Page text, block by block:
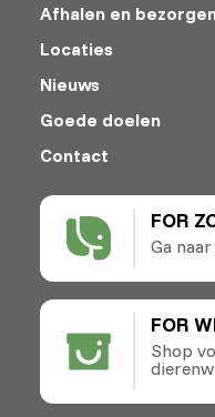
FOR
Ga
FOR
Shop
Afhalen en
Locaties
Nieuws
Goede doelen
Contact